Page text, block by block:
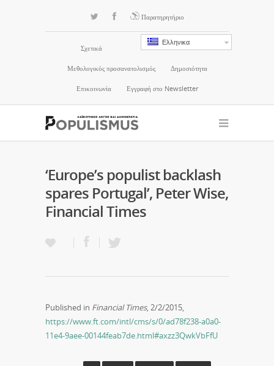
Παρατηρητήριο
Ελληνικα
Σχετικά
Μεθολογικός προσανατολισμός Δημοσιότητα
Επικοινωνία Εγγραφή στο Newsletter
‘Europe’s populist backlash
spares Portugal’, Peter Wise,
Financial Times
Published in Financial Times, 2/2/2015,
https://www.ft.com/intl/cms/s/0/ad78f238-a0a0-
11e4-9aee-00144feab7de.html#axzz3QwkVbFfU